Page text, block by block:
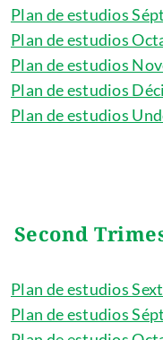
Plan de estudios
Plan de estudios
Plan de estudios
Plan de estudios
Plan de estudios
Second
Plan de estudios
Plan de estudios